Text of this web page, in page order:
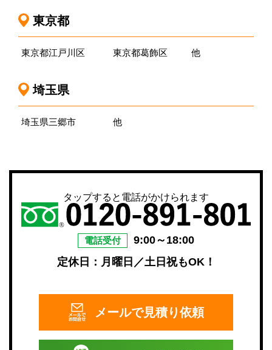
東京都
東京都江戸川区 東京都葛飾区 他
埼玉県
埼玉県三郷市 他
タップすると電話がかけられます
電話受付
9:00～18:00
定休日：月曜日／土日祝もOK！
メールで見積り依頼